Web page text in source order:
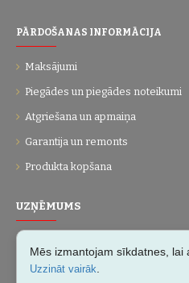
PĀRDOŠANAS INFORMĀCIJA
Maksājumi
Piegādes un piegādes noteikumi
Atgriešana un apmaiņa
Garantija un remonts
Produkta kopšana
UZŅĒMUMS
Kontakti
Mēs izmantojam sīkdatnes, lai
Uzzināt vairāk